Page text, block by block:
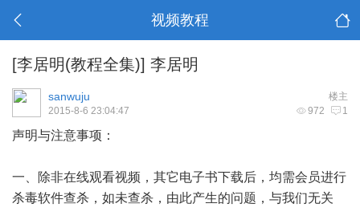
视频教程
[李居明(教程全集)] 李居明
楼主
sanwuju
972 1
2015-8-6 23:04:47
声明与注意事项：
一、除非在线观看视频，其它电子书下载后，均需会员进行
杀毒软件查杀，如未查杀，由此产生的问题，与我们无关